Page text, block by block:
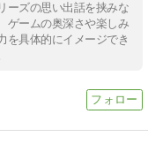
ーズの思い出話を挟みな
ゲームの奥深さや楽しみ
を具体的にイメージでき